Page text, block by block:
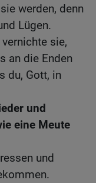
werden, denn
Lügen.
sie,
an die Enden
du, Gott, in
und
eine Meute
und